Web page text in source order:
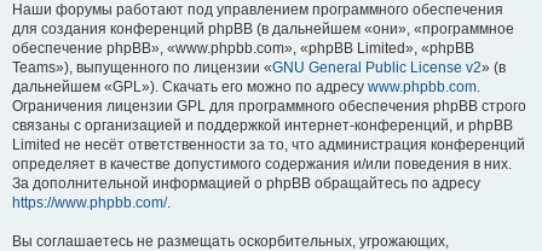
Наши форумы работают под управлением программного обеспечения
для создания конференций phpBB (в дальнейшем «они», «программное
обеспечение phpBB», «www.phpbb.com», «phpBB Limited», «phpBB
Teams»), выпущенного по лицензии «GNU General Public License v2» (в
дальнейшем «GPL»). Скачать его можно по адресу www.phpbb.com.
Ограничения лицензии GPL для программного обеспечения phpBB строго
связаны с организацией и поддержкой интернет-конференций, и phpBB
Limited не несёт ответственности за то, что администрация конференций
определяет в качестве допустимого содержания и/или поведения в них.
За дополнительной информацией о phpBB обращайтесь по адресу
https://www.phpbb.com/.
Вы соглашаетесь не размещать оскорбительных, угрожающих,